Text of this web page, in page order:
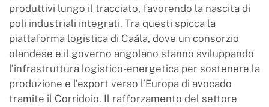
produttivi lungo il tracciato, favorendo la nascita di
poli industriali integrati. Tra questi spicca la
piattaforma logistica di Caála, dove un consorzio
olandese e il governo angolano stanno sviluppando
l’infrastruttura logistico-energetica per sostenere la
produzione e l’export verso l’Europa di avocado
tramite il Corridoio. Il rafforzamento del settore